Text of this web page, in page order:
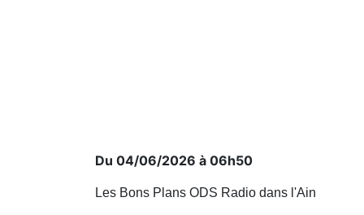
Du 04/06/2026 à 06h50
Les Bons Plans ODS Radio dans l'Ain